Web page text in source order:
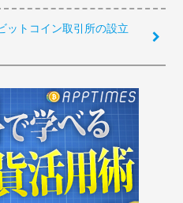
ットコイン取引所の設立